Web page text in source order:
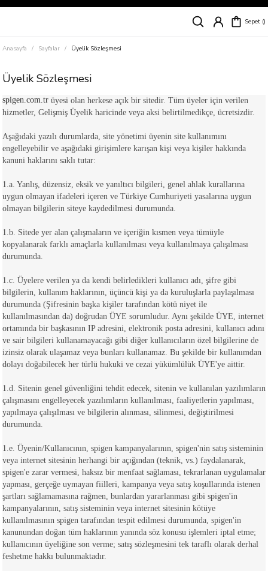
Siparişleriniz
Süper İndirimli Fiyatlar
Sepet
Anasayfa Sayfalar Üyelik Sözleşmesi
Üyelik Sözleşmesi
spigen.com.tr üyesi olan herkese açık bir sitedir. Tüm üyeler için verilen
hizmetler, Gelişmiş Üyelik haricinde veya aksi belirtilmedikçe, ücretsizdir.
Aşağıdaki yazılı durumlarda, site yönetimi üyenin site kullanımını
engelleyebilir ve aşağıdaki girişimlere karışan kişi veya kişiler hakkında
kanuni haklarını saklı tutar:
1.a. Yanlış, düzensiz, eksik ve yanıltıcı bilgileri, genel ahlak kurallarına
uygun olmayan ifadeleri içeren ve Türkiye Cumhuriyeti yasalarına uygun
olmayan bilgilerin siteye kaydedilmesi durumunda.
1.b. Sitede yer alan çalışmaların ve içeriğin kısmen veya tümüyle
kopyalanarak farklı amaçlarla kullanılması veya kullanılmaya çalışılması
durumunda.
1.c. Üyelere verilen ya da kendi belirledikleri kullanıcı adı, şifre gibi
bilgilerin, kullanım haklarının, üçüncü kişi ya da kuruluşlarla paylaşılması
durumunda (Şifresinin başka kişiler tarafından kötü niyet ile
kullanılmasından da) doğrudan ÜYE sorumludur. Aynı şekilde ÜYE, internet
ortamında bir başkasının IP adresini, elektronik posta adresini, kullanıcı adını
ve sair bilgileri kullanamayacağı gibi diğer kullanıcıların özel bilgilerine de
izinsiz olarak ulaşamaz veya bunları kullanamaz. Bu şekilde bir kullanımdan
dolayı doğabilecek her türlü hukuki ve cezai yükümlülük ÜYE'ye aittir.
1.d. Sitenin genel güvenliğini tehdit edecek, sitenin ve kullanılan yazılımların
çalışmasını engelleyecek yazılımların kullanılması, faaliyetlerin yapılması,
yapılmaya çalışılması ve bilgilerin alınması, silinmesi, değiştirilmesi
durumunda.
1.e. Üyenin/Kullanıcının, spigen kampanyalarının, spigen'nin satış sisteminin
veya internet sitesinin herhangi bir açığından (teknik, vs.) faydalanarak,
spigen'e zarar vermesi, haksız bir menfaat sağlaması, tekrarlanan uygulamalar
yapması, gerçeğe uymayan fiilleri, kampanya veya satış koşullarında istenen
şartları sağlamamasına rağmen, bunlardan yararlanması gibi spigen'in
kampanyalarının, satış sisteminin veya internet sitesinin kötüye
kullanılmasının spigen tarafından tespit edilmesi durumunda, spigen'in
kanunundan doğan tüm haklarının yanında söz konusu işlemleri iptal etme;
kullanıcının üyeliğine son verme; satış sözleşmesini tek taraflı olarak derhal
feshetme hakkı bulunmaktadır.